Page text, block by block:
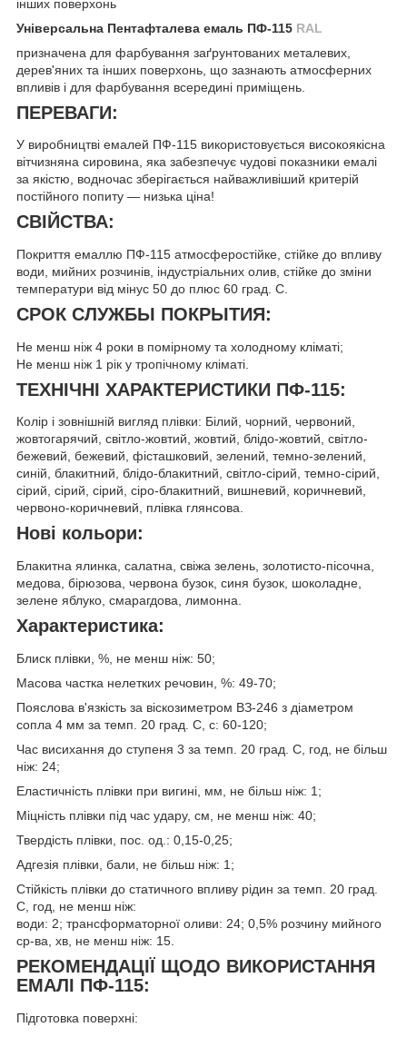
інших поверхонь
Універсальна Пентафталева емаль ПФ-115 RAL
призначена для фарбування заґрунтованих металевих,
дерев'яних та інших поверхонь, що зазнають атмосферних
впливів і для фарбування всередині приміщень.
ПЕРЕВАГИ:
У виробництві емалей ПФ-115 використовується високоякісна
вітчизняна сировина, яка забезпечує чудові показники емалі
за якістю, водночас зберігається найважливіший критерій
постійного попиту — низька ціна!
СВІЙСТВА:
Покриття емаллю ПФ-115 атмосферостійке, стійке до впливу
води, мийних розчинів, індустріальних олив, стійке до зміни
температури від мінус 50 до плюс 60 град. С.
СРОК СЛУЖБЫ ПОКРЫТИЯ:
Не менш ніж 4 роки в помірному та холодному кліматі;
Не менш ніж 1 рік у тропічному кліматі.
ТЕХНІЧНІ ХАРАКТЕРИСТИКИ ПФ-115:
Колір і зовнішній вигляд плівки: Білий, чорний, червоний,
жовтогарячий, світло-жовтий, жовтий, блідо-жовтий, світло-
бежевий, бежевий, фісташковий, зелений, темно-зелений,
синій, блакитний, блідо-блакитний, світло-сірий, темно-сірий,
сірий, сірий, сірий, сіро-блакитний, вишневий, коричневий,
червоно-коричневий, плівка глянсова.
Нові кольори:
Блакитна ялинка, салатна, свіжа зелень, золотисто-пісочна,
медова, бірюзова, червона бузок, синя бузок, шоколадне,
зелене яблуко, смарагдова, лимонна.
Характеристика:
Блиск плівки, %, не менш ніж: 50;
Масова частка нелетких речовин, %: 49-70;
Пояслова в'язкість за віскозиметром ВЗ-246 з діаметром
сопла 4 мм за темп. 20 град. С, с: 60-120;
Час висихання до ступеня 3 за темп. 20 град. С, год, не більш
ніж: 24;
Еластичність плівки при вигині, мм, не більш ніж: 1;
Міцність плівки під час удару, см, не менш ніж: 40;
Твердість плівки, пос. од.: 0,15-0,25;
Адгезія плівки, бали, не більш ніж: 1;
Стійкість плівки до статичного впливу рідин за темп. 20 град.
С, год, не менш ніж:
води: 2; трансформаторної оливи: 24; 0,5% розчину мийного
ср-ва, хв, не менш ніж: 15.
РЕКОМЕНДАЦІЇ ЩОДО ВИКОРИСТАННЯ
ЕМАЛІ ПФ-115:
Підготовка поверхні: